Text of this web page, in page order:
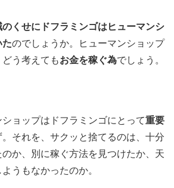
のくせにドフラミンゴはヒューマンシ
たのでしょうか。ヒューマンショップ
う考えてもお金を稼ぐ為でしょう。
ョップはドフラミンゴにとって重要
。それを、サクッと捨てるのは、十分
か、別に稼ぐ方法を見つけたか、天
うもなかったのか。